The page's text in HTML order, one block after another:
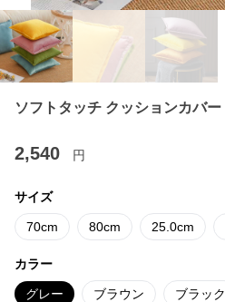
ソフトタッチ クッションカバー
2,540 円
サイズ
70cm 80cm 25.0cm
カラー
グレー ブラウン ブラック